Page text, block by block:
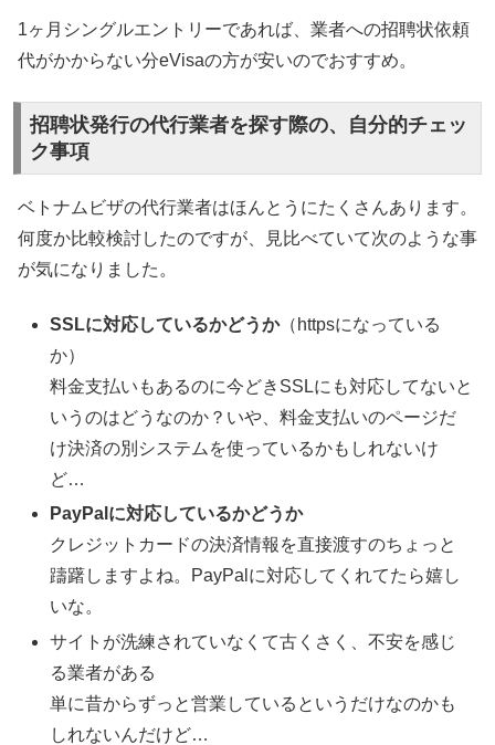
1ヶ月シングルエントリーであれば、業者への招聘状依頼
代がかからない分eVisaの方が安いのでおすすめ。
招聘状発行の代行業者を探す際の、自分的チェッ
ク事項
ベトナムビザの代行業者はほんとうにたくさんあります。
何度か比較検討したのですが、見比べていて次のような事
が気になりました。
SSLに対応しているかどうか（httpsになっている
か）
料金支払いもあるのに今どきSSLにも対応してないと
いうのはどうなのか？いや、料金支払いのページだ
け決済の別システムを使っているかもしれないけ
ど…
PayPalに対応しているかどうか
クレジットカードの決済情報を直接渡すのちょっと
躊躇しますよね。PayPalに対応してくれてたら嬉し
いな。
サイトが洗練されていなくて古くさく、不安を感じ
る業者がある
単に昔からずっと営業しているというだけなのかも
しれないんだけど…